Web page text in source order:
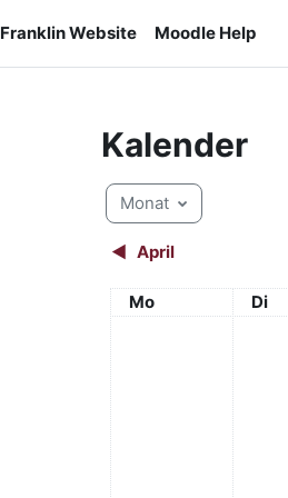
Franklin Website Moodle Help
Kalender
Monat
◀︎ April
Montag
Mo Di